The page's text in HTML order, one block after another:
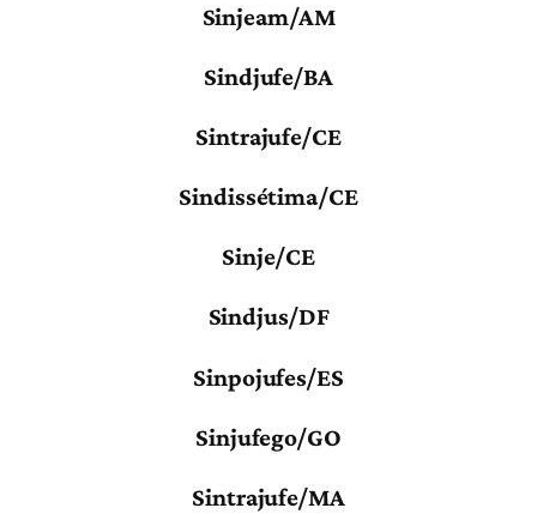
Sinjeam/AM
Sindjufe/BA
Sintrajufe/CE
Sindissétima/CE
Sinje/CE
Sindjus/DF
Sinpojufes/ES
Sinjufego/GO
Sintrajufe/MA